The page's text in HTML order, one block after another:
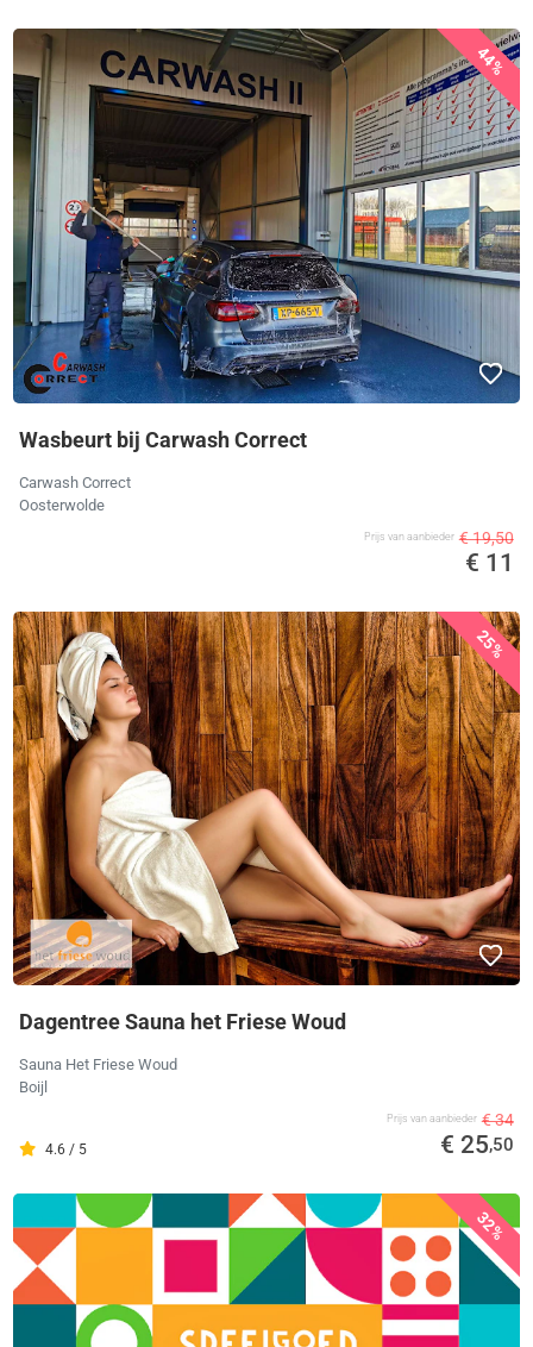
44%
Wasbeurt bij Carwash Correct
Carwash Correct
Oosterwolde
Prijs van aanbieder € 19,50
€ 11
25%
Dagentree Sauna het Friese Woud
Sauna Het Friese Woud
Boijl
4.6 / 5
Prijs van aanbieder € 34
€ 25,50
32%